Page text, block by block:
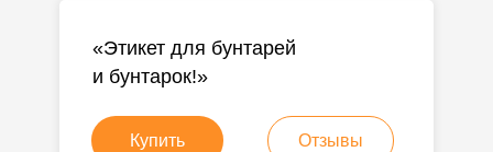
Отзывы
Купить
«Этикет для бунтарей
и бунтарок!»